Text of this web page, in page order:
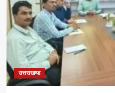
उत्तराखण्ड